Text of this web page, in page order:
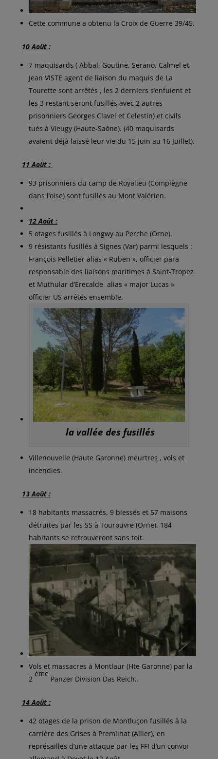
Cette commune a obtenu la Croix de Guerre 39/45.
10 Août :
7 maquisards ( Abbal, Goutine, Serano, Calmel et
Jean VISTE agent de liaison du maquis de La
Tourette sont arrêtés , les 2 derniers s’enfuient et
les 3 restant seront fusillés avec 2 autres
prisonniers Georges Clavel et Celestin) et civils
tués à Vieugy (Haute-Saône). (40 maquisards
avaient déjà laissé leur vie du 15 juin au 16 Juillet).
11 Août :
93 prisonniers du camp de Royalieu (Compiègne
dans l’oise) sont fusillés au Mont Valérien.
12 Août :
5 otages fusillés à Longwy au Perche (Orne).
9 résistants fusillés à Signes (Var) parmi lesquels :
François Pelletier alias « Ruben », officier para
responsable des liaisons maritimes à Saint-Tropez
et Muthular d’Erecalde alias « major Lucas »
officier US arrêtés ensemble.
la vallée des fusillés
Villenouvelle (Haute Garonne) meurtres , vols et
incendies.
13 Août :
18 habitants massacrés, 9 blessés et 57 maisons
détruites par les SS à Tourouvre (Orne). 184
habitants se retrouveront sans toit.
Vols et massacres à Montlaur (Hte Garonne) par la
2
éme
Panzer Division Das Reich..
14 Août :
42 otages de la prison de Montluçon fusillés à la
carrière des Grises à Premilhat (Allier), en
représailles d’une attaque par les FFI d’un convoi